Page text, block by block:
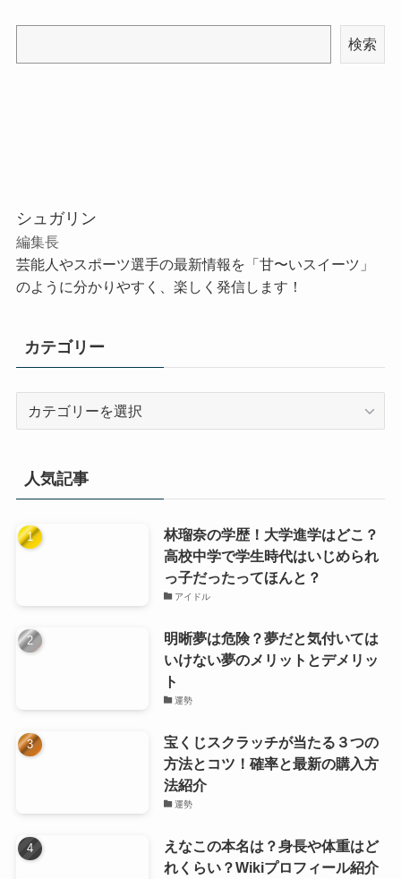
検索
シュガリン
編集長
芸能人やスポーツ選手の最新情報を「甘〜いスイーツ」
のように分かりやすく、楽しく発信します！
カテゴリー
ー
人気記事
林瑠奈の学歴！大学進学はどこ？
高校中学で学生時代はいじめられ
っ子だったってほんと？
アイドル
明晰夢は危険？夢だと気付いては
いけない夢のメリットとデメリッ
ト
運勢
宝くじスクラッチが当たる３つの
方法とコツ！確率と最新の購入方
法紹介
運勢
えなこの本名は？身長や体重はど
れくらい？Wikiプロフィール紹介